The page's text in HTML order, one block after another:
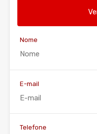
Nome
E-mail
Telefone